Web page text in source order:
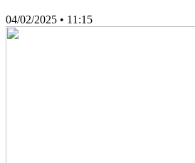
04/02/2025 • 11:15